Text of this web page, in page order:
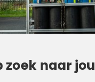
zoek naar jou